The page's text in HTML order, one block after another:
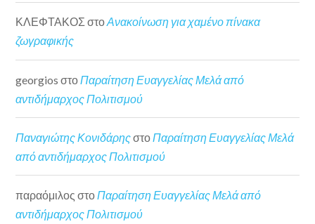
ΚΛΕΦΤΑΚΟΣ στοΑνακοίνωση για χαμένο πίνακα
ζωγραφικής
georgios στο Παραίτηση Ευαγγελίας Μελά από
αντιδήμαρχος Πολιτισμού
Παναγιώτης ΚονιδάρηςστοΠαραίτηση Ευαγγελίας Μελά
από αντιδήμαρχος Πολιτισμού
παραόμιλος στοΠαραίτηση Ευαγγελίας Μελά από
αντιδήμαρχος Πολιτισμού